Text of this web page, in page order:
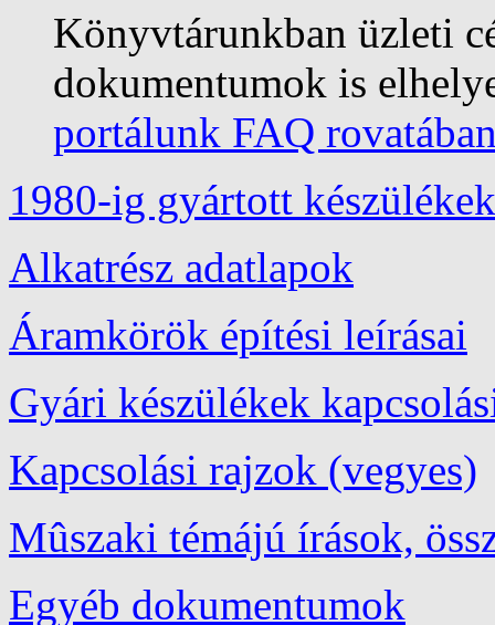
Könyvtárunkban üzleti
dokumentumok is
portálunk FAQ
1980-ig gyártott
Alkatrész adatlapok
Áramkörök építési leírásai
Gyári készülékek
Kapcsolási rajzok (vegyes)
Mûszaki témájú írások,
Egyéb dokumentumok